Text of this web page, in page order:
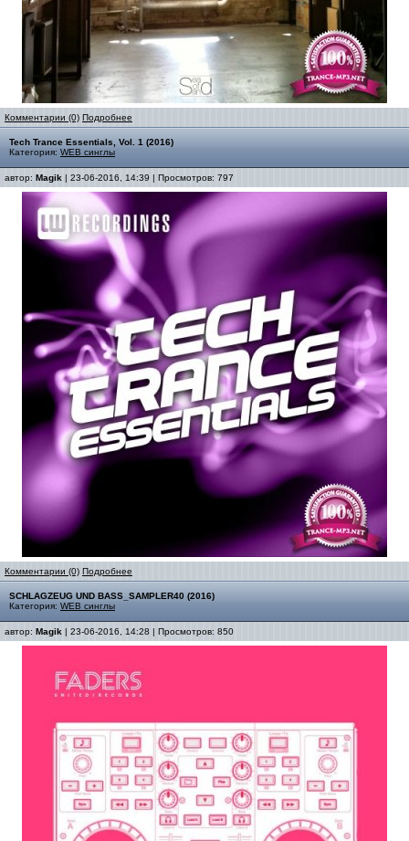
Комментарии (0) Подробнее
Tech Trance Essentials, Vol. 1 (2016)
Категория: WEB синглы
автор: Magik | 23-06-2016, 14:39 | Просмотров: 797
Комментарии (0) Подробнее
SCHLAGZEUG UND BASS_SAMPLER40 (2016)
Категория: WEB синглы
автор: Magik | 23-06-2016, 14:28 | Просмотров: 850